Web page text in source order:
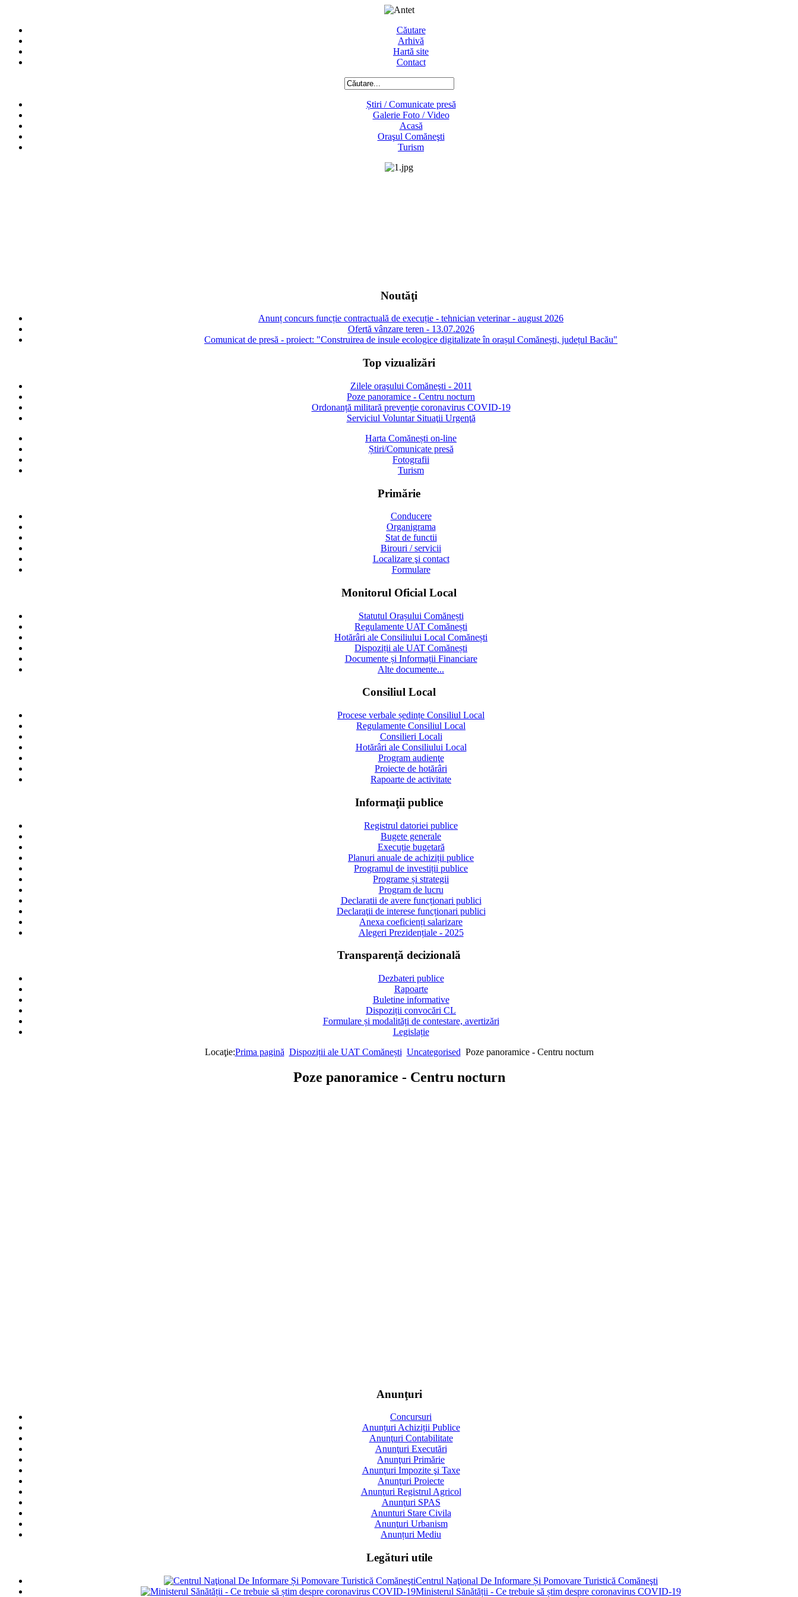
Căutare
Arhivă
Hartă site
Contact
Știri / Comunicate presă
Galerie Foto / Video
Acasă
Oraşul Comăneşti
Turism
Noutăţi
Anunț concurs funcție contractuală de execuție - tehnician veterinar - august 2026
Ofertă vânzare teren - 13.07.2026
Comunicat de presă - proiect: "Construirea de insule ecologice digitalizate în orașul Comănești, județul Bacău"
Top vizualizări
Zilele oraşului Comăneşti - 2011
Poze panoramice - Centru nocturn
Ordonanță militară prevenție coronavirus COVID-19
Serviciul Voluntar Situaţii Urgenţă
Harta Comănești on-line
Știri/Comunicate presă
Fotografii
Turism
Primărie
Conducere
Organigrama
Stat de functii
Birouri / servicii
Localizare şi contact
Formulare
Monitorul Oficial Local
Statutul Orașului Comănești
Regulamente UAT Comănești
Hotărâri ale Consiliului Local Comănești
Dispoziții ale UAT Comănești
Documente și Informații Financiare
Alte documente...
Consiliul Local
Procese verbale ședințe Consiliul Local
Regulamente Consiliul Local
Consilieri Locali
Hotărâri ale Consiliului Local
Program audienţe
Proiecte de hotărâri
Rapoarte de activitate
Informaţii publice
Registrul datoriei publice
Bugete generale
Execuție bugetară
Planuri anuale de achiziții publice
Programul de investiții publice
Programe și strategii
Program de lucru
Declaratii de avere funcționari publici
Declaraţii de interese funcționari publici
Anexa coeficienți salarizare
Alegeri Prezidențiale - 2025
Transparență decizională
Dezbateri publice
Rapoarte
Buletine informative
Dispoziții convocări CL
Formulare și modalități de contestare, avertizări
Legislație
Locaţie:Prima pagină Dispoziții ale UAT Comănești Uncategorised Poze panoramice - Centru nocturn
Poze panoramice - Centru nocturn
Anunţuri
Concursuri
Anunțuri Achiziții Publice
Anunţuri Contabilitate
Anunţuri Executări
Anunţuri Primărie
Anunţuri Impozite şi Taxe
Anunţuri Proiecte
Anunţuri Registrul Agricol
Anunţuri SPAS
Anunturi Stare Civila
Anunţuri Urbanism
Anunțuri Mediu
Legături utile
Centrul Naţional De Informare Și Pomovare Turistică Comăneşti
Ministerul Sănătății - Ce trebuie să știm despre coronavirus COVID-19